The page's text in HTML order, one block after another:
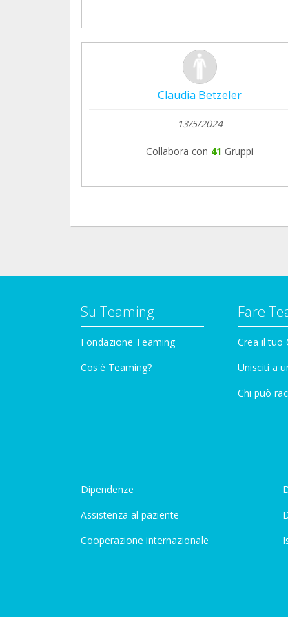
Claudia Betzeler
13/5/2024
Collabora con 41 Gruppi
Su Teaming
Fondazione Teaming
Cos'è Teaming?
Fare
Crea il tuo
Unisciti a
Chi può
Dipendenze
Assistenza al paziente
Cooperazione internazionale